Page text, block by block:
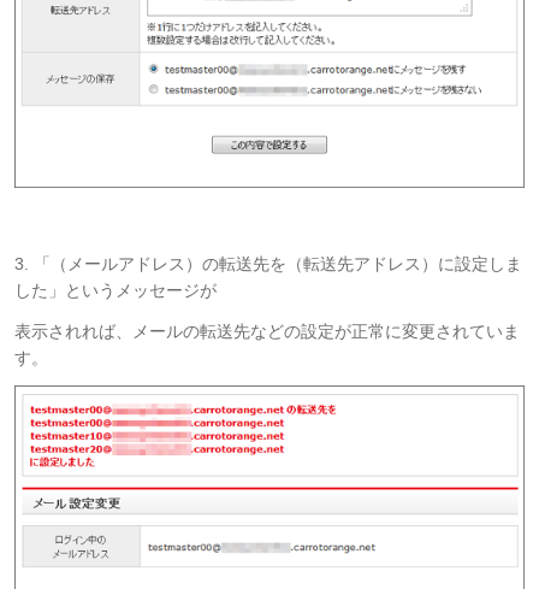
3. 「（メールアドレス）の転送先を（転送先アドレス）に設定しま
した」というメッセージが
表示されれば、メールの転送先などの設定が正常に変更されていま
す。